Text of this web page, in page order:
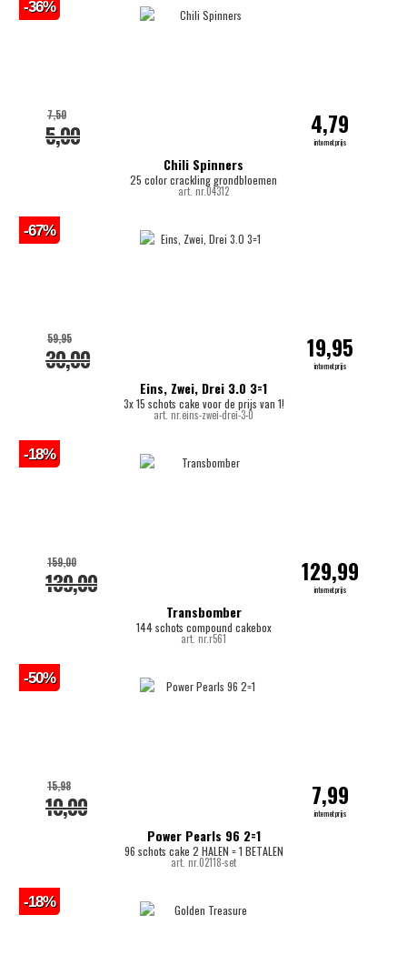
Chili Spinners
25 color crackling grondbloemen
art. nr.04312
5,00
7,50 4,79
internetprijs
-36%
Eins, Zwei, Drei 3.0 3=1
3x 15 schots cake voor de prijs van 1!
art. nr.eins-zwei-drei-3-0
30,00
59,95 19,95
internetprijs
-67%
Transbomber
144 schots compound cakebox
art. nr.r561
139,00
159,00 129,99
internetprijs
-18%
Power Pearls 96 2=1
96 schots cake 2 HALEN = 1 BETALEN
art. nr.02118-set
10,00
15,98 7,99
internetprijs
-50%
-18%